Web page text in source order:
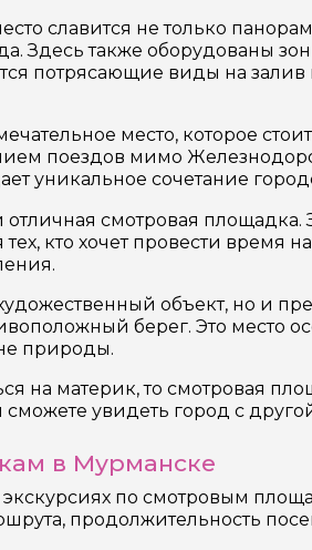
славится не только
Здесь также оборудованы
потрясающие виды на залив
место, которое
поездов мимо
уникальное сочетание
смотровая
кто хочет провести время
объект, но и
берег. Это место
природы.
на материк, то смотровая
увидеть город с
в Мурманске
по смотровым
продолжительность